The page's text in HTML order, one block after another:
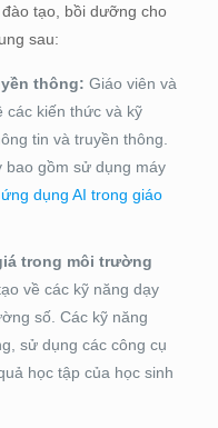
tạo, bồi dưỡng cho
sau:
thông: Giáo viên và
các kiến thức và kỹ
tin và truyền thông.
bao gồm sử dụng máy
ứng dụng AI trong giáo
trong môi trường
về các kỹ năng dạy
số. Các kỹ năng
sử dụng các công cụ
học tập của học sinh